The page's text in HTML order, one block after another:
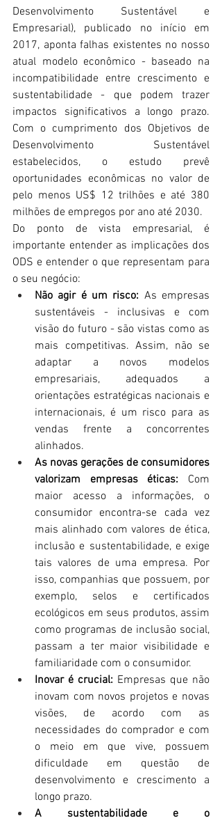
Desenvolvimento Sustentável e
Empresarial), publicado no início em
2017, aponta falhas existentes no nosso
atual modelo econômico - baseado na
incompatibilidade entre crescimento e
sustentabilidade - que podem trazer
impactos significativos a longo prazo.
Com o cumprimento dos Objetivos de
Desenvolvimento Sustentável
oportunidades econômicas no valor de
pelo menos US$ 12 trilhões e até 380
milhões de empregos por ano até 2030.
Do ponto de vista empresarial, é
importante entender as implicações dos
ODS e entender o que representam para
o seu negócio:
Não agir é um risco: As empresas
sustentáveis - inclusivas e com
visão do futuro - são vistas como as
mais competitivas. Assim, não se
adaptar a novos modelos
empresariais, adequados a
orientações estratégicas nacionais e
internacionais, é um risco para as
vendas frente a concorrentes
alinhados.
As novas gerações de consumidores
valorizam empresas éticas: Com
maior acesso a informações, o
consumidor encontra-se cada vez
mais alinhado com valores de ética,
inclusão e sustentabilidade, e exige
tais valores de uma empresa. Por
isso, companhias que possuem, por
exemplo, selos e certificados
ecológicos em seus produtos, assim
como programas de inclusão social,
passam a ter maior visibilidade e
familiaridade com o consumidor.
Inovar é crucial: Empresas que não
inovam com novos projetos e novas
visões, de acordo com as
necessidades do comprador e com
o meio em que vive, possuem
dificuldade em questão de
desenvolvimento e crescimento a
longo prazo.
A sustentabilidade e o